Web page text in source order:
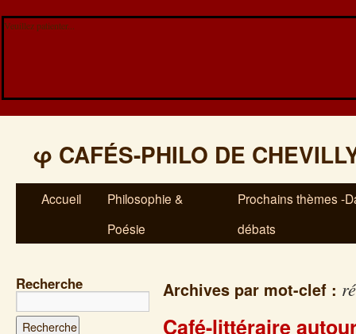
Veuillez patienter...
φ CAFÉS-PHILO DE
Accueil
Philosophie &
Poésie
Prochains thèmes -
débats
Recherche Archives par mot-clef :
Café-littéraire